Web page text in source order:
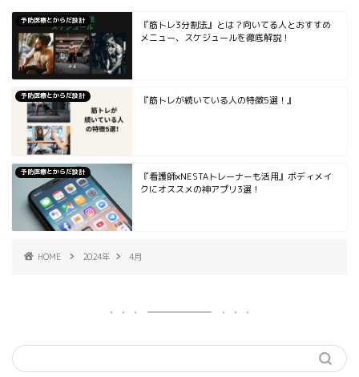
予防医療とからだ設計
『筋トレ3分割法』とは？向いてる人とおすすめ
メニュー、スケジュールを徹底解説！
予防医療とからだ設計 『筋トレが続いている人の特徴5選！』
予防医療とからだ設計
『看護師×NESTAトレーナーも活用』ボディメイ
クにオススメの神アプリ3選！
HOME 2024年 4月